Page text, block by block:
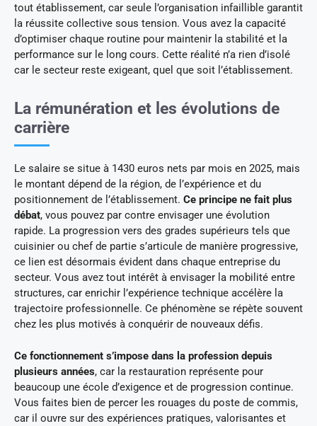
tout établissement, car seule l’organisation infaillible garantit
la réussite collective sous tension. Vous avez la capacité
d’optimiser chaque routine pour maintenir la stabilité et la
performance sur le long cours. Cette réalité n’a rien d’isolé
car le secteur reste exigeant, quel que soit l’établissement.
La rémunération et les évolutions de
carrière
Le salaire se situe à 1430 euros nets par mois en 2025, mais
le montant dépend de la région, de l’expérience et du
positionnement de l’établissement. Ce principe ne fait plus
débat, vous pouvez par contre envisager une évolution
rapide. La progression vers des grades supérieurs tels que
cuisinier ou chef de partie s’articule de manière progressive,
ce lien est désormais évident dans chaque entreprise du
secteur. Vous avez tout intérêt à envisager la mobilité entre
structures, car enrichir l’expérience technique accélère la
trajectoire professionnelle. Ce phénomène se répète souvent
chez les plus motivés à conquérir de nouveaux défis.
Ce fonctionnement s’impose dans la profession depuis
plusieurs années, car la restauration représente pour
beaucoup une école d’exigence et de progression continue.
Vous faites bien de percer les rouages du poste de commis,
car il ouvre sur des expériences pratiques, valorisantes et